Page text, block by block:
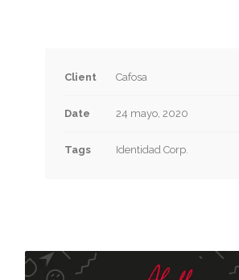
Client Cafosa
Date 24 mayo, 2020
Tags Identidad Corp.